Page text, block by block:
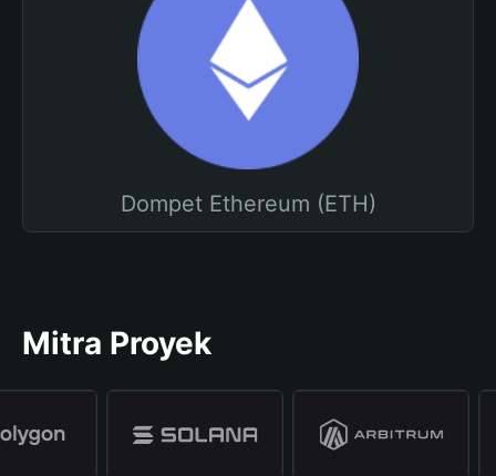
Dompet Ethereum (ETH)
Mitra Proyek